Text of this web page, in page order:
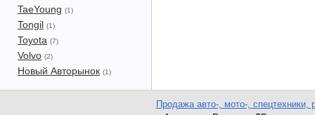
TaeYoung (1)
Tongil (1)
Toyota (7)
Volvo (2)
Новый Авторынок (1)
Продажа авто-, мото-, спецтехники,